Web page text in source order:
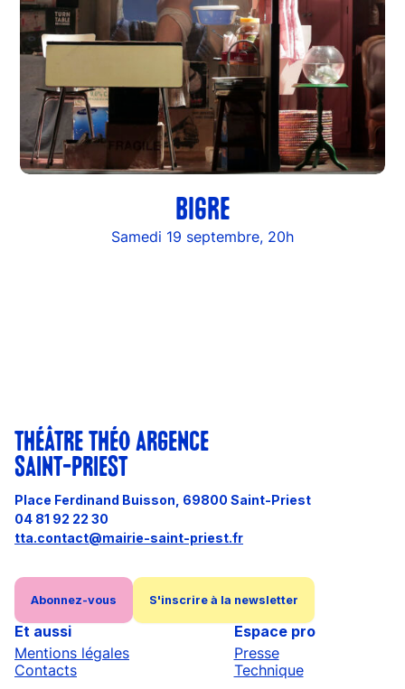
BIGRE
Samedi 19 septembre, 20h
THÉÂTRE THÉO ARGENCE
SAINT-PRIEST
Place Ferdinand Buisson, 69800 Saint-Priest
04 81 92 22 30
tta.contact@mairie-saint-priest.fr
Abonnez-vous S'inscrire à la newsletter
Et aussi
Mentions légales
Contacts
Espace pro
Presse
Technique